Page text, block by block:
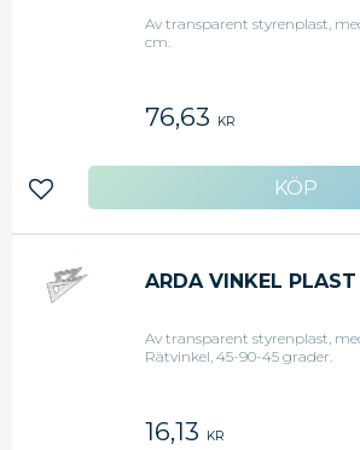
Av transparent styrenplast,
cm.
76,63 KR
Lägg till i favoriter
ARDA VINKEL
Av transparent styrenplast,
Rätvinkel, 45-90-45 grader.
16,13 KR